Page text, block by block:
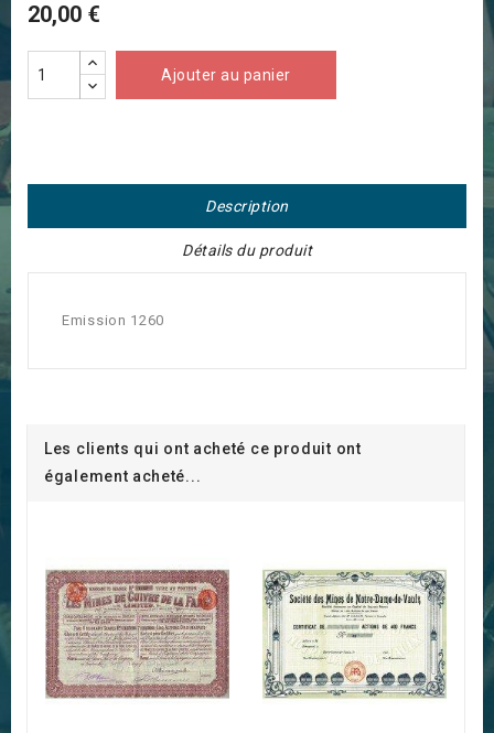
20,00 €
Ajouter au panier
Description
Détails du produit
Emission 1260
Les clients qui ont acheté ce produit ont
également acheté...